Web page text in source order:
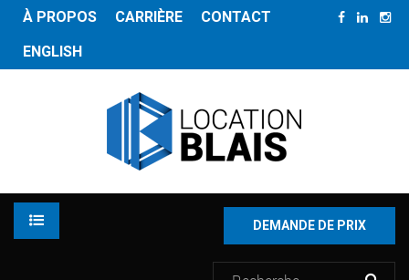
À PROPOS CARRIÈRE
CONTACT
ENGLISH
DEMANDE DE PRIX